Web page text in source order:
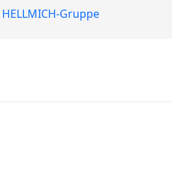
HELLMICH-Gruppe